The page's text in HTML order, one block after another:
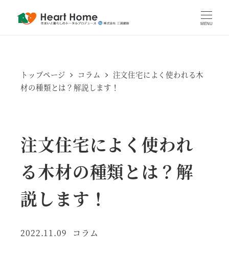
MENU
トップページ コラム
注文住宅によく使われる木
材の種類とは？解説します！
注文住宅によく使われ
る木材の種類とは？解
説します！
投稿日
2022.11.09 カテゴリー
コラム